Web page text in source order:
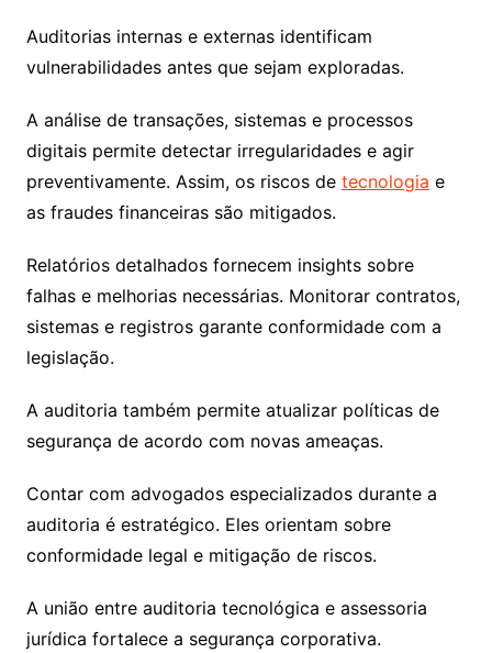
Auditorias internas e externas identificam
vulnerabilidades antes que sejam exploradas.
A análise de transações, sistemas e processos
digitais permite detectar irregularidades e agir
preventivamente. Assim, os riscos de tecnologia e
as fraudes financeiras são mitigados.
Relatórios detalhados fornecem insights sobre
falhas e melhorias necessárias. Monitorar contratos,
sistemas e registros garante conformidade com a
legislação.
A auditoria também permite atualizar políticas de
segurança de acordo com novas ameaças.
Contar com advogados especializados durante a
auditoria é estratégico. Eles orientam sobre
conformidade legal e mitigação de riscos.
A união entre auditoria tecnológica e assessoria
jurídica fortalece a segurança corporativa.